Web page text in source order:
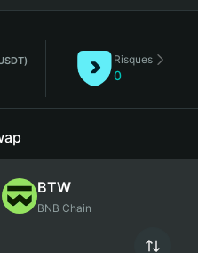
Risques
0
BTW
BNB Chain